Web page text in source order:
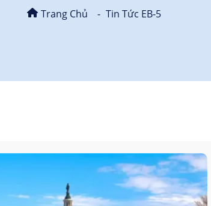
Trang Chủ Tin Tức EB-5